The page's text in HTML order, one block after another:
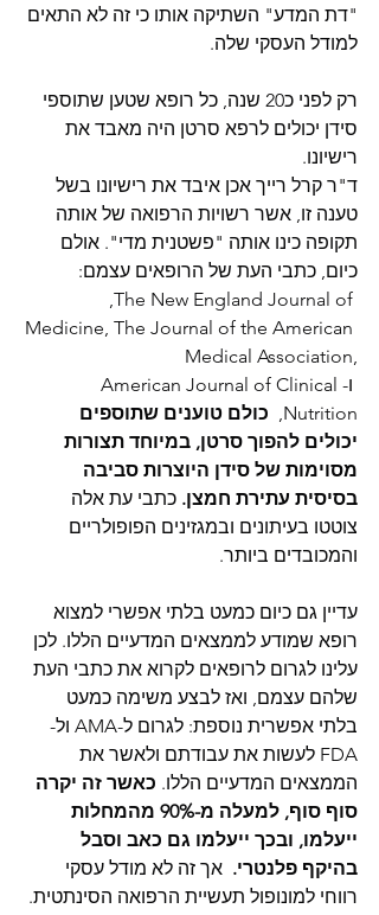
"דת המדע" השתיקה אותו כי זה לא התאים
למודל העסקי שלה.
רק לפני כ20 שנה, כל רופא שטען שתוספי
סידן יכולים לרפא סרטן היה מאבד את
רישיונו.
ד"ר קרל רייך אכן איבד את רישיונו בשל
טענה זו, אשר רשויות הרפואה של אותה
תקופה כינו אותה "פשטנית מדי". אולם
כיום, כתבי העת של הרופאים עצמם:
,The New England Journal of
Medicine, The Journal of the American
Medical Association,
ו-American Journal of Clinical
Nutrition,
כולם טוענים שתוספים
יכולים להפוך סרטן, במיוחד תצורות
מסוימות של סידן היוצרות סביבה
בסיסית עתירת חמצן. כתבי עת אלה
צוטטו בעיתונים ובמגזינים הפופולריים
והמכובדים ביותר.
עדיין גם כיום כמעט בלתי אפשרי למצוא
רופא שמודע לממצאים המדעיים הללו. לכן
עלינו לגרום לרופאים לקרוא את כתבי העת
שלהם עצמם, ואז לבצע משימה כמעט
בלתי אפשרית נוספת: לגרום ל-AMA ול-
FDA לעשות את עבודתם ולאשר את
הממצאים המדעיים הללו. כאשר זה יקרה
סוף סוף, למעלה מ-90% מהמחלות
ייעלמו, ובכך ייעלמו גם כאב וסבל
בהיקף פלנטרי. אך זה לא מודל עסקי
רווחי למונופול תעשיית הרפואה הסינתטית.